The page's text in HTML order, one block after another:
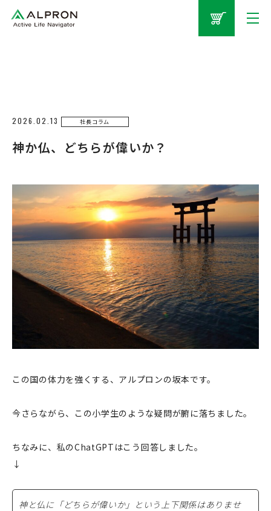
2026.02.13 社長コラム
神か仏、どちらが偉いか？
この国の体力を強くする、アルプロンの坂本です。
今さらながら、この小学生のような疑問が腑に落ちました。
ちなみに、私のChatGPTはこう回答しました。
↓
神と仏に「どちらが偉いか」という上下関係はありませ